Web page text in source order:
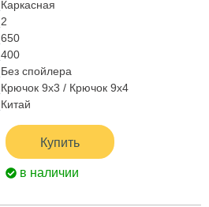
Каркасная
2
650
400
Без спойлера
Крючок 9x3 / Крючок 9x4
Китай
Купить
в наличии